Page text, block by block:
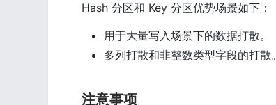
Hash 分区和 Key 分区优势场景如下：
用于大量写入场景下的数据打散。
多列打散和非整数类型字段的打散。
注意事项